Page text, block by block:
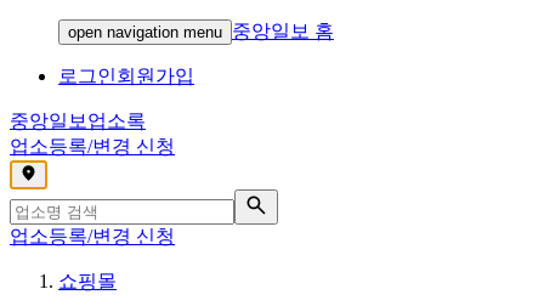
open navigation menu 중앙일보 홈
로그인회원가입
중앙일보 업소록
업소등록/변경 신청
,
업소등록/변경 신청
쇼핑몰